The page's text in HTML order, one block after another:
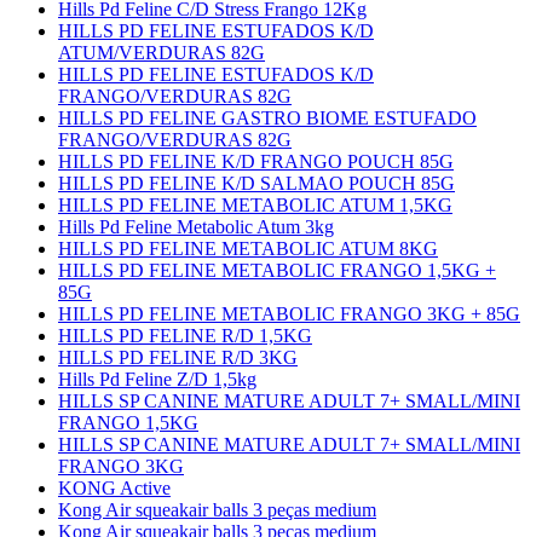
Hills Pd Feline C/D Stress Frango 12Kg
HILLS PD FELINE ESTUFADOS K/D
ATUM/VERDURAS 82G
HILLS PD FELINE ESTUFADOS K/D
FRANGO/VERDURAS 82G
HILLS PD FELINE GASTRO BIOME ESTUFADO
FRANGO/VERDURAS 82G
HILLS PD FELINE K/D FRANGO POUCH 85G
HILLS PD FELINE K/D SALMAO POUCH 85G
HILLS PD FELINE METABOLIC ATUM 1,5KG
Hills Pd Feline Metabolic Atum 3kg
HILLS PD FELINE METABOLIC ATUM 8KG
HILLS PD FELINE METABOLIC FRANGO 1,5KG +
85G
HILLS PD FELINE METABOLIC FRANGO 3KG + 85G
HILLS PD FELINE R/D 1,5KG
HILLS PD FELINE R/D 3KG
Hills Pd Feline Z/D 1,5kg
HILLS SP CANINE MATURE ADULT 7+ SMALL/MINI
FRANGO 1,5KG
HILLS SP CANINE MATURE ADULT 7+ SMALL/MINI
FRANGO 3KG
KONG Active
Kong Air squeakair balls 3 peças medium
Kong Air squeakair balls 3 peças medium